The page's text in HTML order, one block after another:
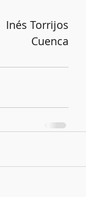
Inés Torrijos
Cuenca